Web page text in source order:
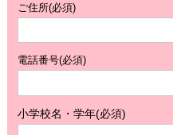
ご住所(必須)
電話番号(必須)
小学校名・学年(必須)